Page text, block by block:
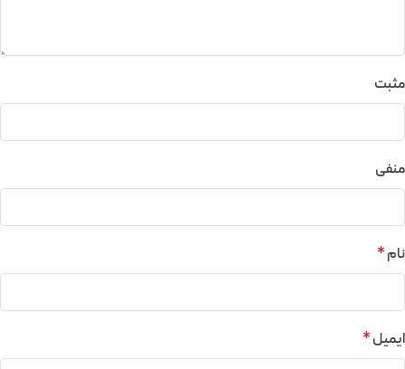
مثبت
منفی
نام*
ایمیل*